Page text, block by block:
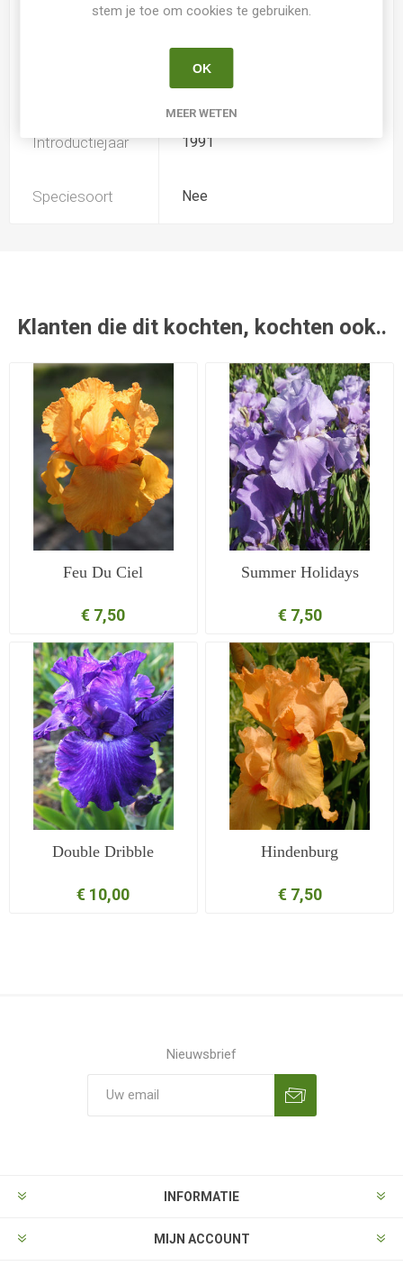
Schreiner
Introductiejaar 1991
Speciesoort Nee
Klanten die dit kochten, kochten ook..
Feu Du Ciel
€ 7,50
Summer Holidays
€ 7,50
Double Dribble
€ 10,00
Hindenburg
€ 7,50
Nieuwsbrief
INFORMATIE
MIJN ACCOUNT
stem je toe om cookies te gebruiken.
OK
MEER WETEN